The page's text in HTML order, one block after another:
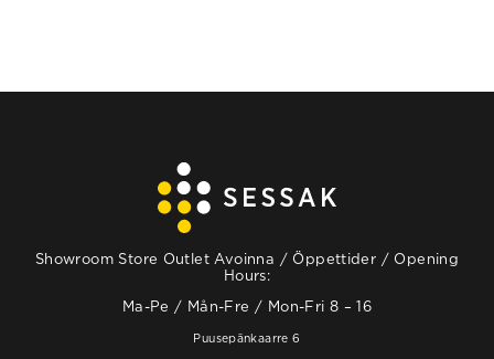
Showroom Store Outlet Avoinna / Öppettider / Opening
Hours:
Ma-Pe / Mån-Fre / Mon-Fri 8 – 16
Puusepänkaarre 6